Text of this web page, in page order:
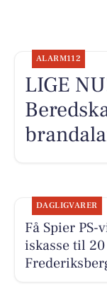
ALARM112
LIGE
DAGLIGVARER
Få Spier
iskasse til